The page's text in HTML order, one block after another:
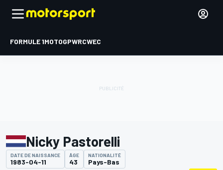
FORMULE 1MOTOGPWRCWEC
Nicky Pastorelli
DATE DE NAISSANCE
1983-04-11
ÂGE
43
NATIONALITÉ
Pays-Bas